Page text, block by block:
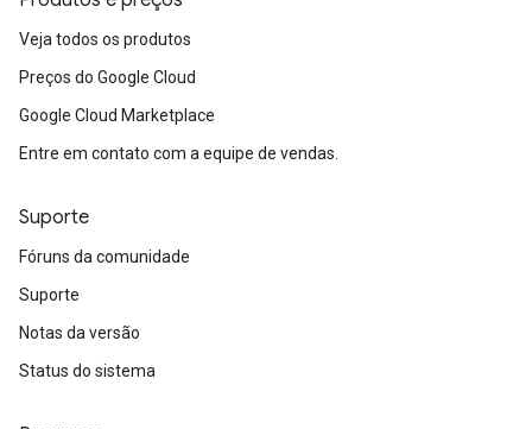
Veja todos os produtos
Preços do Google Cloud
Google Cloud Marketplace
Entre em contato com a equipe de vendas.
Suporte
Fóruns da comunidade
Suporte
Notas da versão
Status do sistema